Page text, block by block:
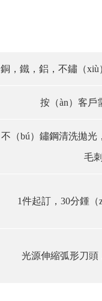
銅，鐵，鋁，不鏽（xiù
按（àn）客戶
不（bú）鏽鋼清洗拋光
毛刺
1件起訂，30分鍾（
光源伸縮弧形刀頭